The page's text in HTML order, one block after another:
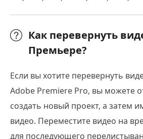
Как перевернуть
Премьере?
Если вы хотите перевернуть
Adobe Premiere Pro, вы можете
создать новый проект, а затем
видео. Переместите видео на
для последующего